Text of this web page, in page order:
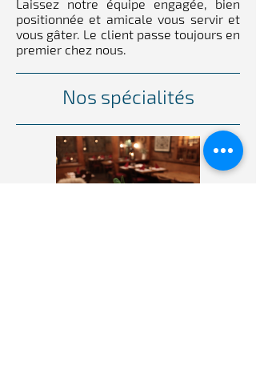
Laissez notre équipe engagée, bien
positionnée et amicale vous servir et
vous gâter. Le client passe toujours en
premier chez nous.
Nos spécialités